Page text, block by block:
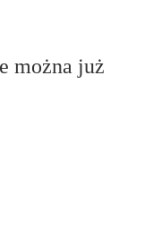
można już